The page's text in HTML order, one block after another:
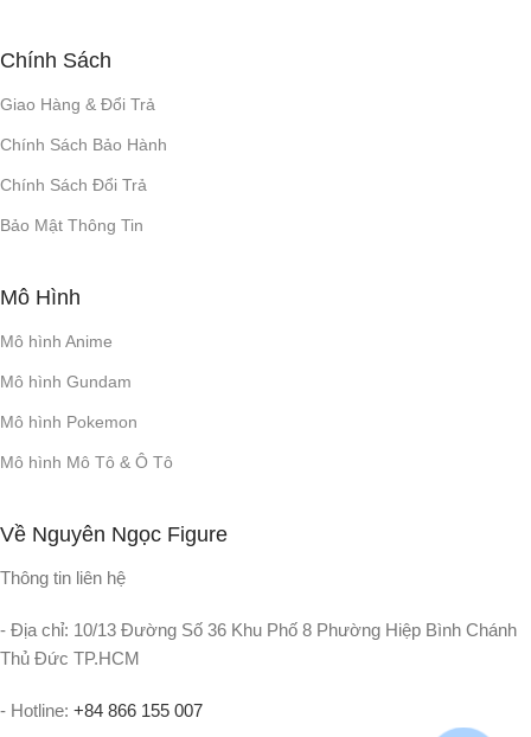
Chính Sách
Giao Hàng & Đổi Trả
Chính Sách Bảo Hành
Chính Sách Đổi Trả
Bảo Mật Thông Tin
Mô Hình
Mô hình Anime
Mô hình Gundam
Mô hình Pokemon
Mô hình Mô Tô & Ô Tô
Về Nguyên Ngọc Figure
Thông tin liên hệ
- Địa chỉ: 10/13 Đường Số 36 Khu Phố 8 Phường Hiệp Bình Chánh
Thủ Đức TP.HCM
- Hotline: +84 866 155 007